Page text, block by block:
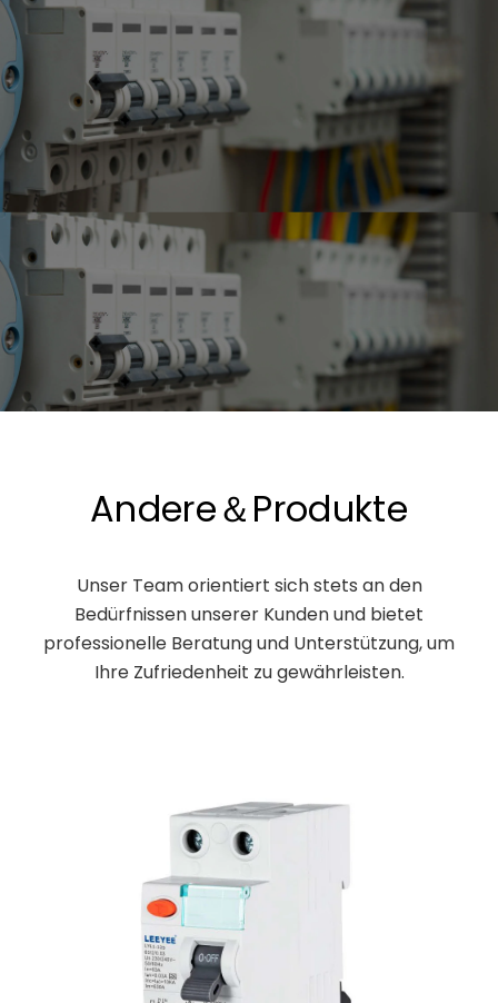
Andere＆Produkte
Unser Team orientiert sich stets an den
Bedürfnissen unserer Kunden und bietet
professionelle Beratung und Unterstützung, um
Ihre Zufriedenheit zu gewährleisten.